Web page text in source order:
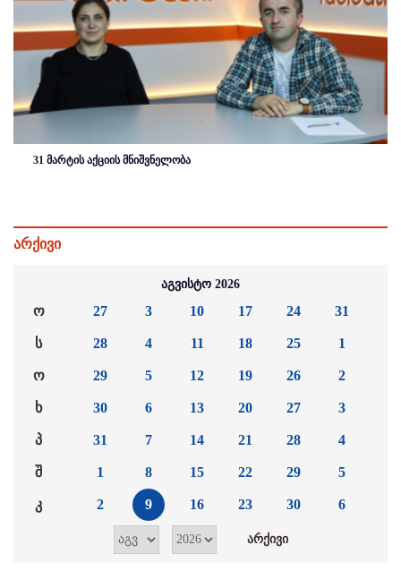
31 მარტის აქციის მნიშვნელობა
არქივი
აგვისტო 2026
ო
ს
ო
ხ
პ
შ
კ
27
28
29
30
31
1
2
3
4
5
6
7
8
9
10
11
12
13
14
15
16
17
18
19
20
21
22
23
24
25
26
27
28
29
30
31
1
2
3
4
5
6